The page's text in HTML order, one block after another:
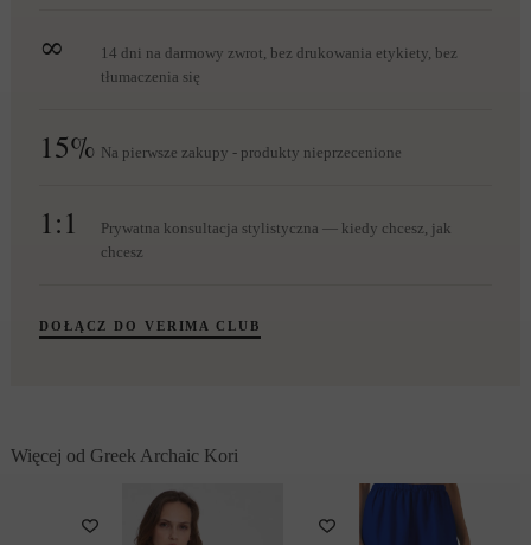
∞
14 dni na darmowy zwrot, bez drukowania etykiety, bez
tłumaczenia się
15% Na pierwsze zakupy - produkty nieprzecenione
1:1
Prywatna konsultacja stylistyczna — kiedy chcesz, jak
chcesz
DOŁĄCZ DO VERIMA CLUB
Więcej od Greek Archaic Kori